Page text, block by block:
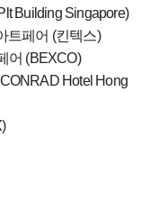
Building Singapore)
트페어 (킨텍스)
어 (BEXCO)
Hotel Hong